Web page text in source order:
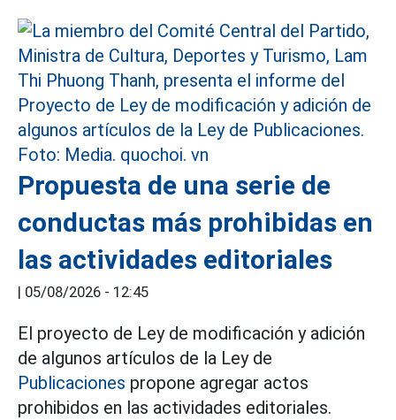
Propuesta de una serie de
conductas más prohibidas en
las actividades editoriales
| 05/08/2026 - 12:45
El proyecto de Ley de modificación y adición
de algunos artículos de la Ley de
Publicaciones propone agregar actos
prohibidos en las actividades editoriales.